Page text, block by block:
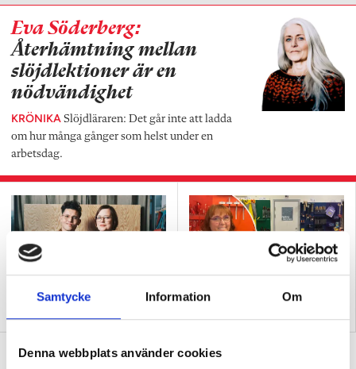
Samtycke Information Om
Denna webbplats använder cookies
Eva Söderberg:
Återhämtning mellan
slöjdlektioner är en
nödvändighet
KRÖNIKA Slöjdläraren: Det går inte att ladda
om hur många gånger som helst under en
arbetsdag.
Lärarna svetsar samman
Hennes färgkodade slöjdsal
Därför får tjejer mycket högre betyg